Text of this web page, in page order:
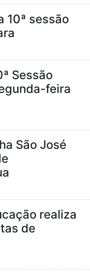
10ª sessão
Sessão
feira
São José
realiza
de